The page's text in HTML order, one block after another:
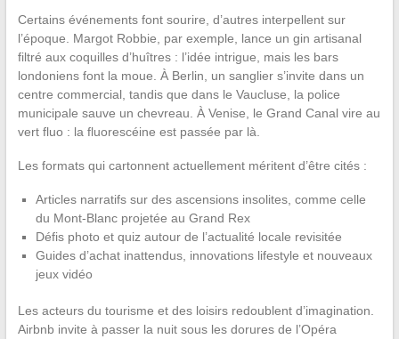
Certains événements font sourire, d’autres interpellent sur
l’époque. Margot Robbie, par exemple, lance un gin artisanal
filtré aux coquilles d’huîtres : l’idée intrigue, mais les bars
londoniens font la moue. À Berlin, un sanglier s’invite dans un
centre commercial, tandis que dans le Vaucluse, la police
municipale sauve un chevreau. À Venise, le Grand Canal vire au
vert fluo : la fluorescéine est passée par là.
Les formats qui cartonnent actuellement méritent d’être cités :
Articles narratifs sur des ascensions insolites, comme celle
du Mont-Blanc projetée au Grand Rex
Défis photo et quiz autour de l’actualité locale revisitée
Guides d’achat inattendus, innovations lifestyle et nouveaux
jeux vidéo
Les acteurs du tourisme et des loisirs redoublent d’imagination.
Airbnb invite à passer la nuit sous les dorures de l’Opéra